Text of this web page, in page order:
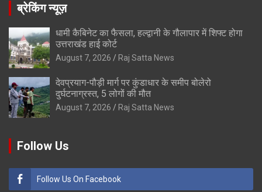
ब्रेकिंग न्यूज़
धामी कैबिनेट का फैसला, हल्द्वानी के गौलापार में शिफ्ट होगा
उत्तराखंड हाई कोर्ट
August 7, 2026 Raj Satta News
देवप्रयाग-पौड़ी मार्ग पर कुंडाधार के समीप बोलेरो
दुर्घटनाग्रस्त, 5 लोगों की मौत
August 7, 2026 Raj Satta News
Follow Us
Follow Us On Facebook